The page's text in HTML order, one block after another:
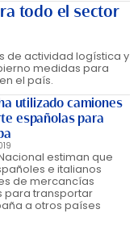
todo el sector
de actividad logística y
medidas para
el país.
utilizado camiones
españolas para
estiman que
e italianos
de mercancías
para transportar
a otros países